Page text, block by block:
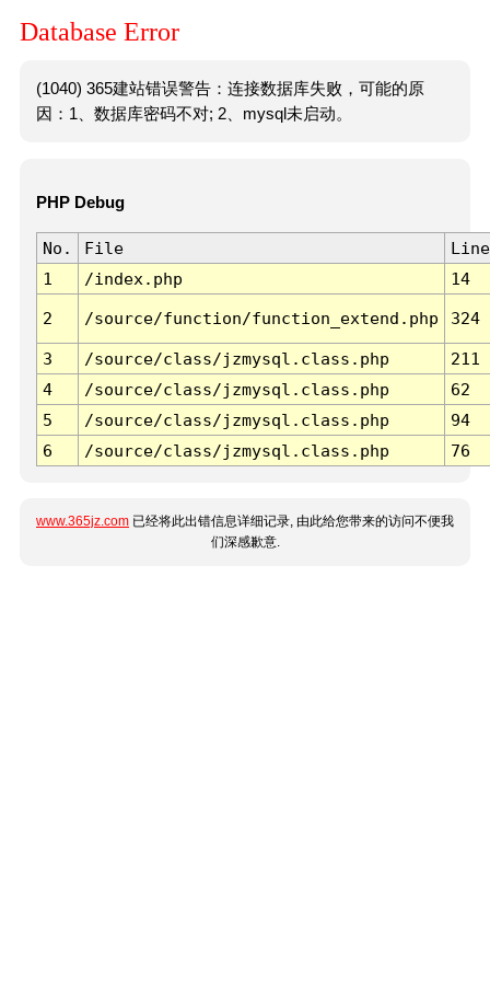
Database Error
(1040) 365建站错误警告：连接数据库失败，可能的原
因：1、数据库密码不对; 2、mysql未启动。
PHP Debug
No. File
Line
1
/index.php 14
2 /source/function/function_extend.php 324
3 /source/class/jzmysql.class.php
211
4
/source/class/jzmysql.class.php
62
5
/source/class/jzmysql.class.php
94
6
/source/class/jzmysql.class.php 76
www.365jz.com 已经将此出错信息详细记录, 由此给您带来的访问不便我
们深感歉意.